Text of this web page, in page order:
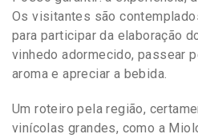
Os visitantes são
para participar da elaboração
vinhedo adormecido, passear
aroma e apreciar a bebida.
Um roteiro pela região,
vinícolas grandes, como a